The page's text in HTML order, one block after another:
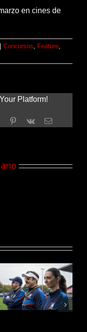
en cines de
Concursos, Feature,
Platform!
TumblrPinterest
Vk Email